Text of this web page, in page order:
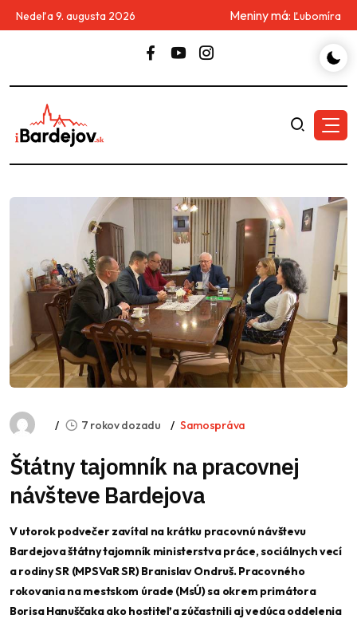
Nedeľa 9. augusta 2026 Meniny má: Ľubomíra
7 rokov dozadu Samospráva
Štátny tajomník na pracovnej
návšteve Bardejova
V utorok podvečer zavítal na krátku pracovnú návštevu
Bardejova štátny tajomník ministerstva práce, sociálnych vecí
a rodiny SR (MPSVaR SR) Branislav Ondruš. Pracovného
rokovania na mestskom úrade (MsÚ) sa okrem primátora
Borisa Hanuščaka ako hostiteľa zúčastnili aj vedúca oddelenia